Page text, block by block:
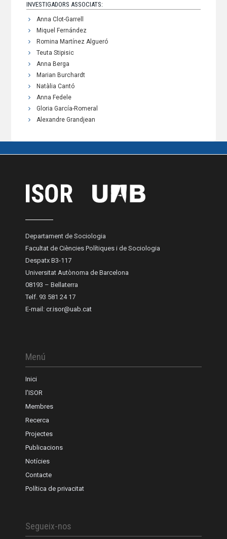
INVESTIGADORS ASSOCIATS:
Anna Clot-Garrell
Miquel Fernández
Romina Martínez Algueró
Teuta Stipisic
Anna Berga
Marian Burchardt
Natàlia Cantó
Anna Fedele
Gloria García-Romeral
Alexandre Grandjean
Departament de Sociologia
Facultat de Ciències Polítiques i de Sociologia
Despatx B3-117
Universitat Autònoma de Barcelona
08193 – Bellaterra
Telf. 93 581 24 17
E-mail: cr.isor@uab.cat
Menú
Inici
l’ISOR
Membres
Recerca
Projectes
Publicacions
Notícies
Contacte
Política de privacitat
Segueix-nos